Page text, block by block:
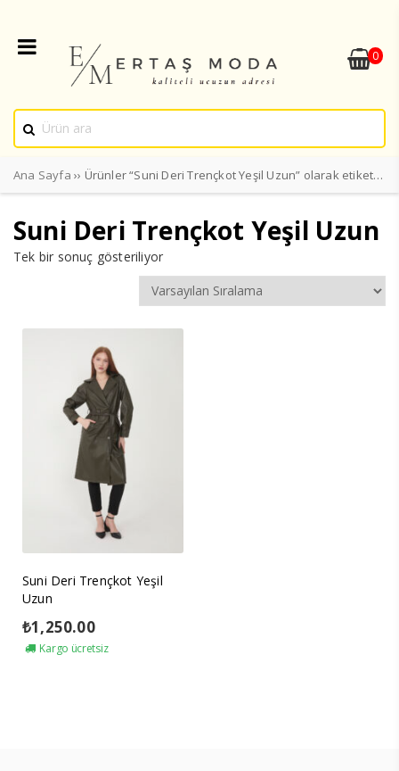
0
Ana Sayfa ›› Ürünler “Suni Deri Trençkot Yeşil Uzun” olarak etiketlendi
Suni Deri Trençkot Yeşil Uzun
Tek bir sonuç gösteriliyor
Suni Deri Trençkot Yeşil
Uzun
₺1,250.00
Kargo ücretsiz